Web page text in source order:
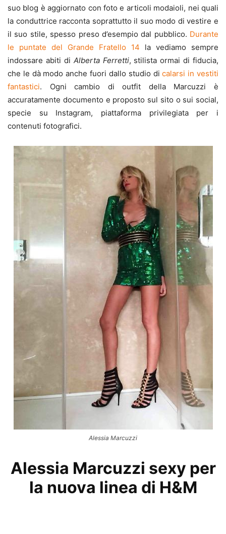
suo blog è aggiornato con foto e articoli modaioli, nei quali
la conduttrice racconta soprattutto il suo modo di vestire e
il suo stile, spesso preso d’esempio dal pubblico. Durante
le puntate del Grande Fratello 14 la vediamo sempre
indossare abiti di Alberta Ferretti, stilista ormai di fiducia,
che le dà modo anche fuori dallo studio dicalarsi in vestiti
fantastici. Ogni cambio di outfit della Marcuzzi è
accuratamente documento e proposto sul sito o sui social,
specie su Instagram, piattaforma privilegiata per i
contenuti fotografici.
Alessia Marcuzzi
Alessia Marcuzzi sexy per
la nuova linea di H&M